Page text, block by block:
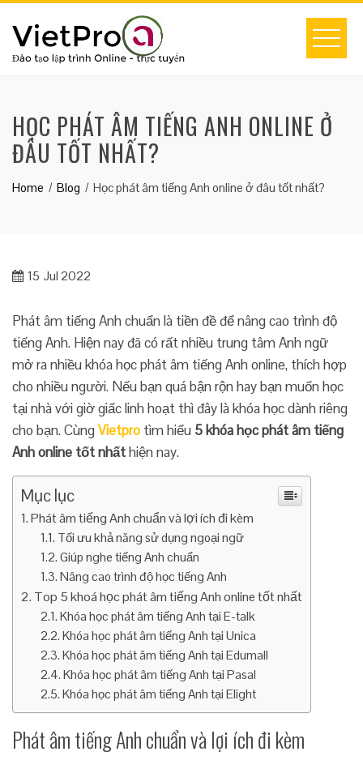
content
HỌC PHÁT ÂM TIẾNG ANH ONLINE Ở
ĐÂU TỐT NHẤT?
Home Blog Học phát âm tiếng Anh online ở đâu tốt nhất?
15 Jul 2022
Phát âm tiếng Anh chuẩn là tiền đề để nâng cao trình độ
tiếng Anh. Hiện nay đã có rất nhiều trung tâm Anh ngữ
mở ra nhiều khóa học phát âm tiếng Anh online, thích hợp
cho nhiều người. Nếu bạn quá bận rộn hay bạn muốn học
tại nhà với giờ giấc linh hoạt thì đây là khóa học dành riêng
cho bạn. CùngVietpro tìm hiểu 5 khóa học phát âm tiếng
Anh online tốt nhấthiện nay.
Mục lục
Phát âm tiếng Anh chuẩn và lợi ích đi kèm
Tối ưu khả năng sử dụng ngoại ngữ
Giúp nghe tiếng Anh chuẩn
Nâng cao trình độ học tiếng Anh
Top 5 khoá học phát âm tiếng Anh online tốt nhất
Khóa học phát âm tiếng Anh tại E-talk
Khóa học phát âm tiếng Anh tại Unica
Khóa học phát âm tiếng Anh tại Edumall
Khóa học phát âm tiếng Anh tại Pasal
Khóa học phát âm tiếng Anh tại Elight
Phát âm tiếng Anh chuẩn và lợi ích đi kèm